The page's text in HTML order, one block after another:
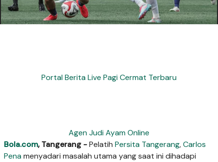
Portal Berita Live Pagi Cermat Terbaru
Agen Judi Ayam Online
Bola.com, Tangerang -Pelatih Persita Tangerang,Carlos
Penamenyadari masalah utama yang saat ini dihadapi